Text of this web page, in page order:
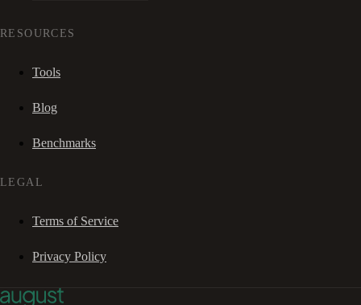
RESOURCES
Tools
Blog
Benchmarks
LEGAL
Terms of Service
Privacy Policy